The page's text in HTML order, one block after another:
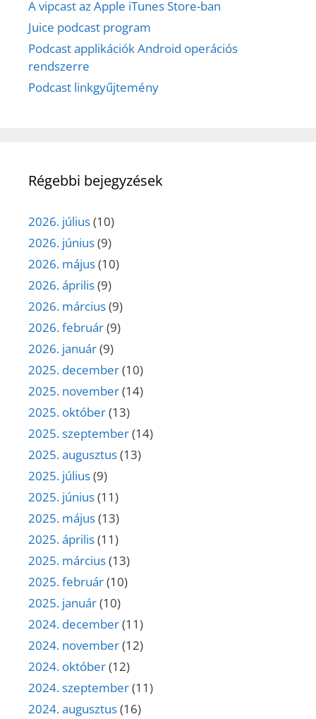
A vipcast az Apple iTunes Store-ban
Juice podcast program
Podcast applikációk Android operációs
rendszerre
Podcast linkgyűjtemény
Régebbi bejegyzések
2026. július(10)
2026. június(9)
2026. május(10)
2026. április(9)
2026. március(9)
2026. február(9)
2026. január(9)
2025. december(10)
2025. november(14)
2025. október(13)
2025. szeptember(14)
2025. augusztus(13)
2025. július(9)
2025. június(11)
2025. május(13)
2025. április(11)
2025. március(13)
2025. február(10)
2025. január(10)
2024. december(11)
2024. november(12)
2024. október(12)
2024. szeptember(11)
2024. augusztus(16)